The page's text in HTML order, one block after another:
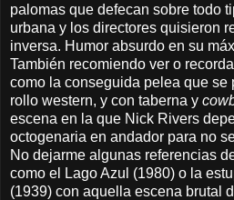
palomas que defecan sobre todo
urbana y los directores quisieron
inversa. Humor absurdo en su
También recomiendo ver o
como la conseguida pelea que se
rollo western, y con taberna y
escena en la que Nick Rivers
octogenaria en andador para no
No dejarme algunas referencias
como el Lago Azul (1980) o la
(1939) con aquella escena brutal